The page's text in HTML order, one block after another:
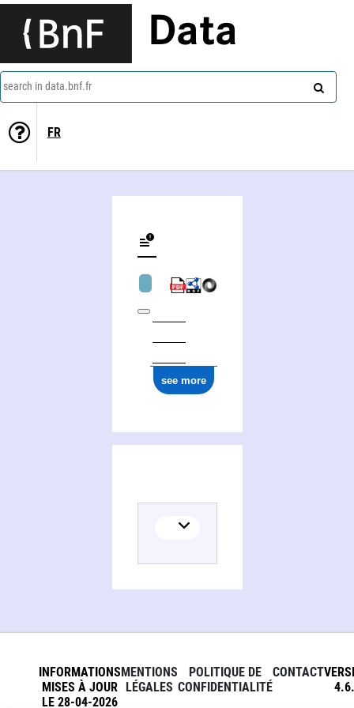
Data
search in data.bnf.fr
FR
see more
INFORMATIONS
MISES À JOUR
LE 28-04-2026
MENTIONS
LÉGALES
POLITIQUE DE
CONFIDENTIALITÉ
CONTACT